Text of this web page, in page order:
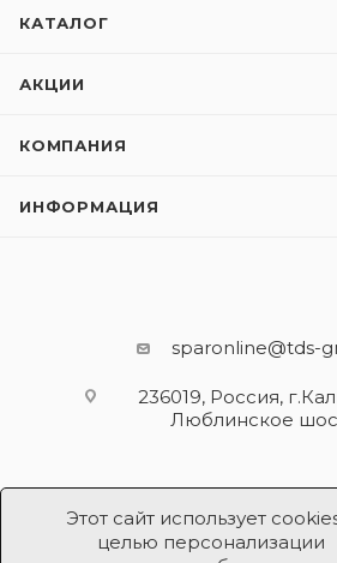
Этот сайт использует
целью персонализации
КАТАЛОГ
АКЦИИ
КОМПАНИЯ
ИНФОРМАЦИЯ
sparonline@tds-
236019, Россия,
Люблинское